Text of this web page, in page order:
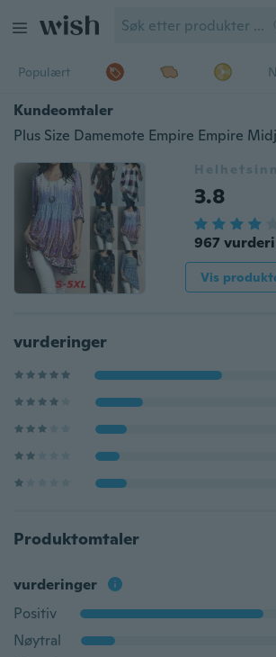
Populært
Kundeomtaler
3.8
967
Vis
vurderinger
Produktomtaler
vurderinger
Positiv
Nøytral